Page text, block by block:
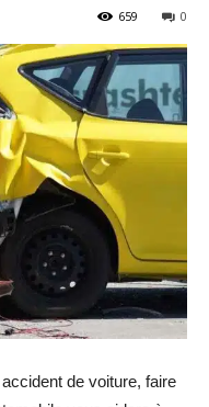
0
659
de voiture, faire